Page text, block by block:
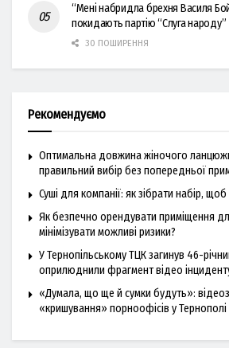
“Мені набридла брехня Василя
покидають партію “Слуга народу”
30 ПОШИРЕННЯ
Рекомендуємо
Оптимальна довжина жіночого
правильний вибір без попередньої
Суші для компанії: як зібрати набір,
Як безпечно орендувати приміщення
мінімізувати можливі ризики?
У Тернопільському ТЦК загинув 46-
оприлюднили фрагмент відео
«Думала, що ще й сумки будуть»:
«кришування» порноофісів у Тернополі